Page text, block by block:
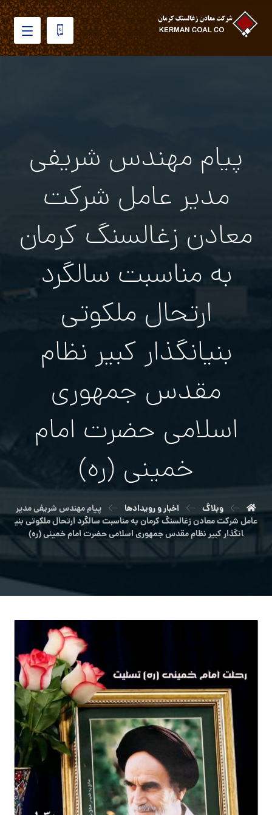
پیام مهندس شریفی
مدیر عامل شرکت
معادن زغالسنگ کرمان
به مناسبت سالگرد
ارتحال ملکوتی
بنیانگذار کبیر نظام
مقدس جمهوری
اسلامی حضرت امام
خمینی (ره)
وبلاگ اخبار و رویدادها
پیام مهندس شریفی مدیر
عامل شرکت معادن زغالسنگ کرمان به مناسبت سالگرد ارتحال ملکوتی بنی
انگذار کبیر نظام مقدس جمهوری اسلامی حضرت امام خمینی (ره)